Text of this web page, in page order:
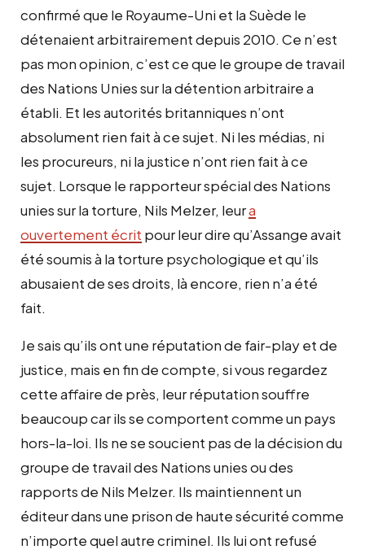
confirmé que le Royaume-Uni et la Suède le
détenaient arbitrairement depuis 2010. Ce n’est
pas mon opinion, c’est ce que le groupe de travail
des Nations Unies sur la détention arbitraire a
établi. Et les autorités britanniques n’ont
absolument rien fait à ce sujet. Ni les médias, ni
les procureurs, ni la justice n’ont rien fait à ce
sujet. Lorsque le rapporteur spécial des Nations
unies sur la torture, Nils Melzer, leura
ouvertement écrit pour leur dire qu’Assange avait
été soumis à la torture psychologique et qu’ils
abusaient de ses droits, là encore, rien n’a été
fait.
Je sais qu’ils ont une réputation de fair-play et de
justice, mais en fin de compte, si vous regardez
cette affaire de près, leur réputation souffre
beaucoup car ils se comportent comme un pays
hors-la-loi. Ils ne se soucient pas de la décision du
groupe de travail des Nations unies ou des
rapports de Nils Melzer. Ils maintiennent un
éditeur dans une prison de haute sécurité comme
n’importe quel autre criminel. Ils lui ont refusé